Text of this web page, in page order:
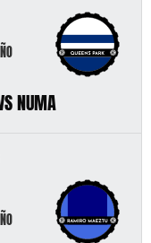
NUMA